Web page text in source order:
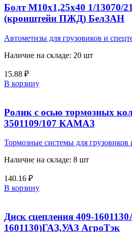
Болт М10х1,25х40 1/
(кронштейн ПЖД) БелЗАН
Автометизы для грузовиков и
Наличие на складе: 20 шт
15.88 ₽
В корзину
Ролик с осью тормозных
3501109/107 КАМАЗ
Тормозные системы для грузовиков
Наличие на складе: 8 шт
140.16 ₽
В корзину
Диск сцепления 409-
1601130)ГАЗ,УАЗ АгроТэк